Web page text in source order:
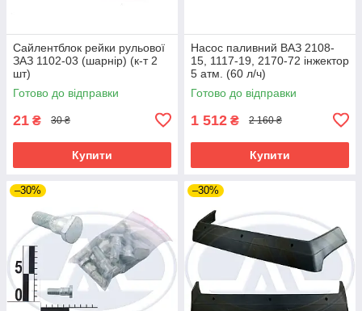
Сайлентблок рейки рульової
ЗАЗ 1102-03 (шарнір) (к-т 2
шт)
Готово до відправки
21 ₴ 30 ₴
Купити
Насос паливний ВАЗ 2108-
15, 1117-19, 2170-72 інжектор
5 атм. (60 л/ч)
Готово до відправки
1 512 ₴ 2 160 ₴
Купити
–30% –30%